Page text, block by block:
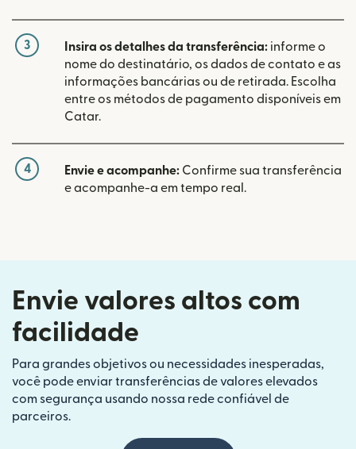
3 Insira os detalhes da transferência: informe o
nome do destinatário, os dados de contato e as
informações bancárias ou de retirada. Escolha
entre os métodos de pagamento disponíveis em
Catar.
4 Envie e acompanhe: Confirme sua transferência
e acompanhe-a em tempo real.
Envie valores altos com
facilidade
Para grandes objetivos ou necessidades inesperadas,
você pode enviar transferências de valores elevados
com segurança usando nossa rede confiável de
parceiros.